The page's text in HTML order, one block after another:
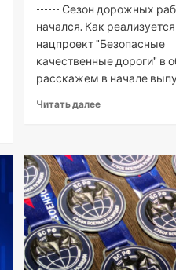
------ Сезон дорожных
начался. Как реализуется
нацпроект "Безопасные
качественные дороги" в
расскажем в начале
Читать далее